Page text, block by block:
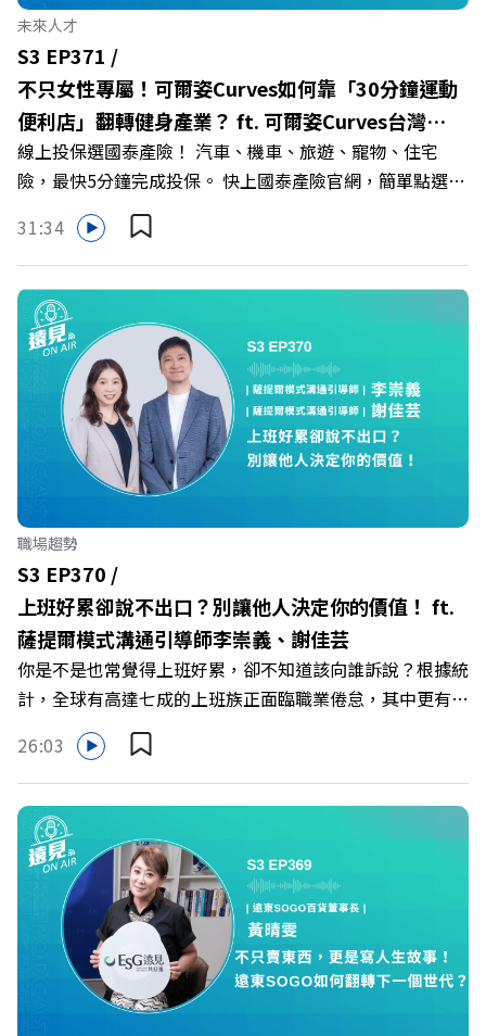
持人／遠見雜誌副社長兼遠見智庫總編輯 李建興 與談人／
樹德科技大學校長 王昭雄 +++++ 🎂歡慶遠見40歲生日！手
速搶下破天荒的獨家優惠
>>>https://gvmkt.pse.is/9e5pbz ✨關注《遠見》更多的社
群： LINE：https://reurl.cc/A4ELQp IG：
https://bit.ly/3AjBWNV YT：https://bit.ly/38jNi9k
Powered by Firstory Hosting
未來人才
S3 EP371 /
不只女性專屬！可爾姿Curves如何靠「30分鐘運動
便利店」翻轉健身產業？ ft. 可爾姿Curves台灣執
行長林宏遠
線上投保選國泰產險！ 汽車、機車、旅遊、寵物、住宅
險，最快5分鐘完成投保。 快上國泰產險官網，簡單點選，
保障立即到位！ https://fstry.pse.is/9eddvv —— 以上為
Firstory Podcast 廣告 —— 在健康意識抬頭、健身產業百
家爭鳴的激烈浪潮下，傳統的健身房該如何轉型突圍？ 本
集《遠見ON AIR》邀請到可爾姿Curves台灣執行長林宏
遠，帶你解析可爾姿如何打造出兼顧健康生活與女力創業的
健身新契機！ 🔺如何從「傳統大型健身房」轉型為「社區
運動便利店」？ 🔺運動如何落實最貼心的「女性專屬、零
壓力」空間？ 🔺對抗肌少症、預防高齡化！驚豔醫學界的
「社會處方」 🔺超高加盟成功率！為無數女性圓夢的「女
力互助與微型創業平台」 主持人／遠見雜誌副社長兼遠見
智庫總編輯 李建興 與談人／可爾姿Curves台灣執行長 林宏
遠 +++++ 🫧清除腦袋的盲點，也順手理清生活的雜亂。 點
開看質感養成術>> https://gvmkt.pse.is/9al3px ✨關注
《遠見》更多的社群： LINE：https://reurl.cc/A4ELQp
IG：https://bit.ly/3AjBWNV YT：https://bit.ly/38jNi9k
Powered by Firstory Hosting
31:34
職場趨勢
S3 EP370 /
上班好累卻說不出口？別讓他人決定你的價值！ ft.
薩提爾模式溝通引導師李崇義、謝佳芸
你是不是也常覺得上班好累，卻不知道該向誰訴說？根據統
計，全球有高達七成的上班族正面臨職業倦怠，其中更有三
成默默承受著「沉默的倦怠」。當主管的期待、同儕的競爭
與承上啟下的壓力成為日常，身在職場的我們該如何停止無
止境的自我懷疑，在人際風暴中找回安頓內心的力量？ 本
集《遠見ON AIR》邀請新書《透視職場冰山》作者、薩提
爾模式溝通引導師李崇義與謝佳芸，教你如何看穿職場底層
的應對姿態，以及在緊湊的職場節奏中，修煉安頓心法！
🔺你的自我價值，難道只能由考績和主管來決定？ 🔺你或
你的同事，正在用哪種「不一致」的姿態應對壓力？ 🔺如
何在中高壓的「三明治主管」困境中全身而退？ 主持人／
遠見雜誌總編輯 林讓均 與談人／薩提爾模式溝通引導師、
作者 李崇義、謝佳芸 +++++ 🫧清除腦袋的盲點，也順手理
26:03